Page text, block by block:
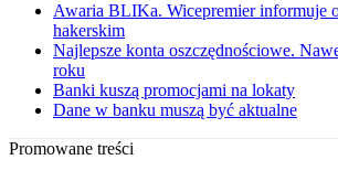
Awaria BLIKa. Wicepremier informuje
hakerskim
Najlepsze konta oszczędnościowe.
roku
Banki kuszą promocjami na lokaty
Dane w banku muszą być aktualne
Promowane treści